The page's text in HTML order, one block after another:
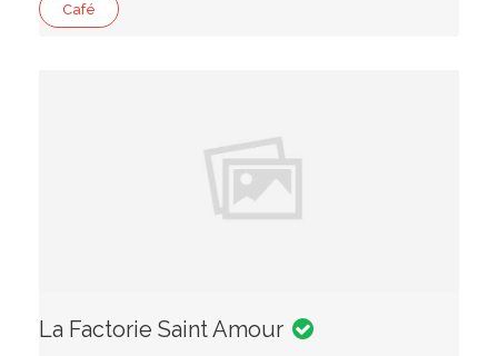
Café
La Factorie Saint Amour